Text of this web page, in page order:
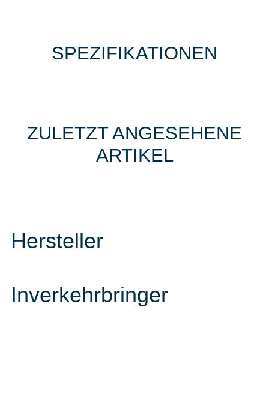
SPEZIFIKATIONEN
ZULETZT ANGESEHENE
ARTIKEL
Hersteller
Inverkehrbringer